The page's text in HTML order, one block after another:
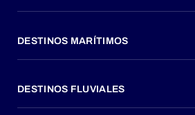
DESTINOS MARÍTIMOS
DESTINOS FLUVIALES